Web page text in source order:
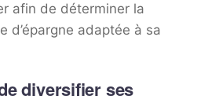
afin de déterminer la
d’épargne adaptée à sa
diversifier ses